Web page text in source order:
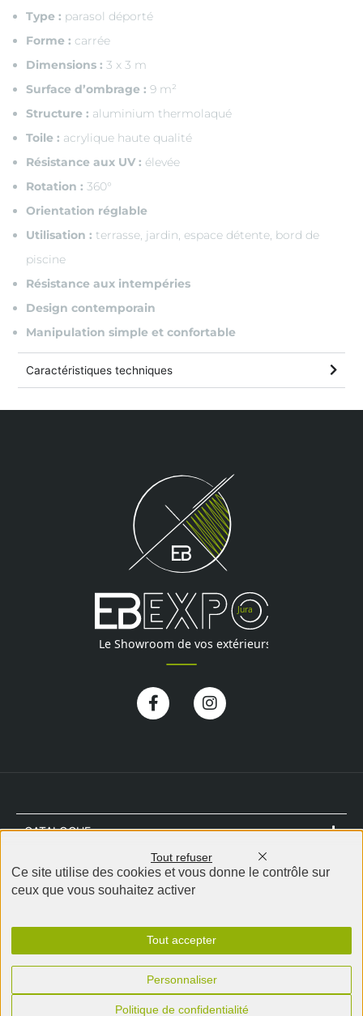
Type : parasol déporté
Forme : carrée
Dimensions : 3 x 3 m
Surface d’ombrage : 9 m²
Structure : aluminium thermolaqué
Toile : acrylique haute qualité
Résistance aux UV : élevée
Rotation : 360°
Orientation réglable
Utilisation : terrasse, jardin, espace détente, bord de
piscine
Résistance aux intempéries
Design contemporain
Manipulation simple et confortable
Caractéristiques techniques
Facebook-
f
Instagram
CATALOGUE
NOTRE MAGASIN
EB Expo Jura – Tous droits réservés 2026
–Conditions générales de vente–Mentions légales–
Ce site utilise des cookies et vous donne le contrôle sur
ceux que vous souhaitez activer
Tout accepter
Tout refuser
Personnaliser
Politique de confidentialité